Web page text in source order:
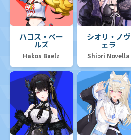
ハコス・ベー
ルズ
Hakos Baelz
シオリ・ノヴ
ェラ
Shiori Novella